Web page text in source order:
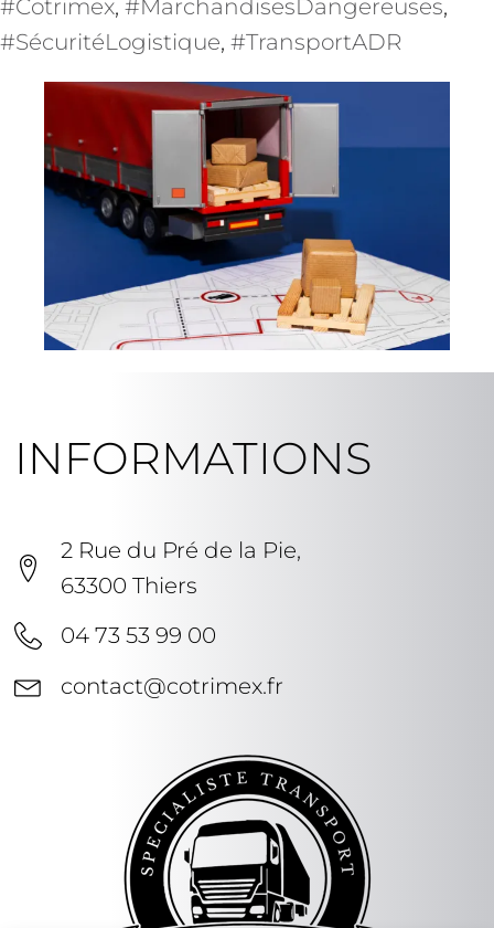
#Cotrimex, #MarchandisesDangereuses
#SécuritéLogistique, #TransportADR
INFORMATIONS
2 Rue du Pré de la Pie,
63300 Thiers
04 73 53 99 00
contact@cotrimex.fr